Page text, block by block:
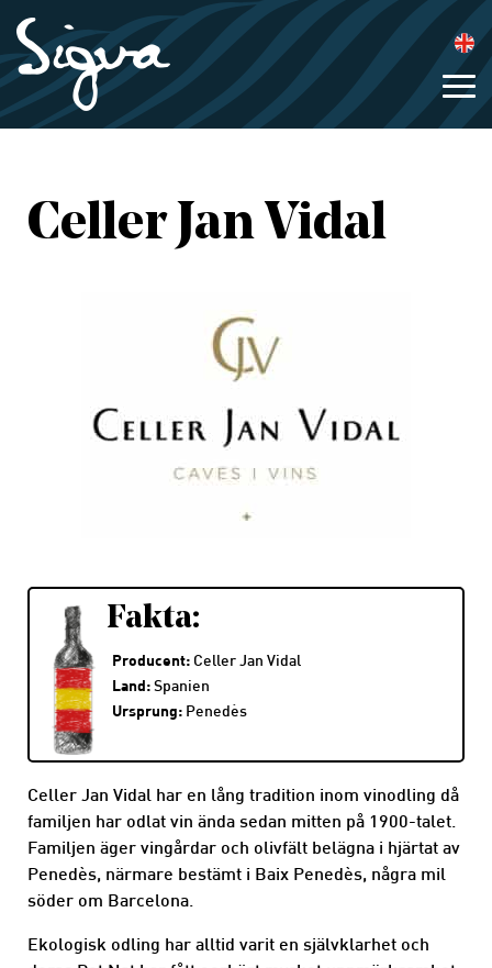
Celler Jan Vidal
Celler Jan Vidal har en lång tradition inom vinodling då
familjen har odlat vin ända sedan mitten på 1900-talet.
Familjen äger vingårdar och olivfält belägna i hjärtat av
Penedès, närmare bestämt i Baix Penedès, några mil
söder om Barcelona.
Ekologisk odling har alltid varit en självklarhet och
Fakta:
Producent: Celler Jan Vidal
Land: Spanien
Ursprung: Penedès